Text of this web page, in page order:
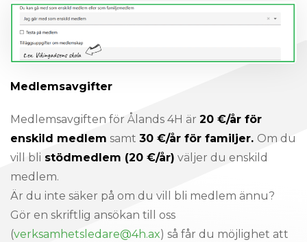
Medlemsavgifter
Medlemsavgiften för Ålands 4H är 20 €/år för
enskild medlem samt 30 €/år för familjer. Om du
vill bli stödmedlem (20 €/år) väljer du enskild
medlem.
Är du inte säker på om du vill bli medlem ännu?
Gör en skriftlig ansökan till oss
(verksamhetsledare@4h.ax) så får du möjlighet att